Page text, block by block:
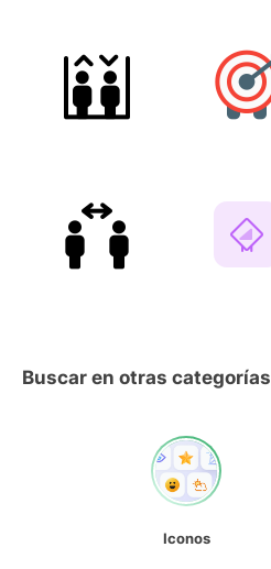
Buscar en otras categorías
Iconos